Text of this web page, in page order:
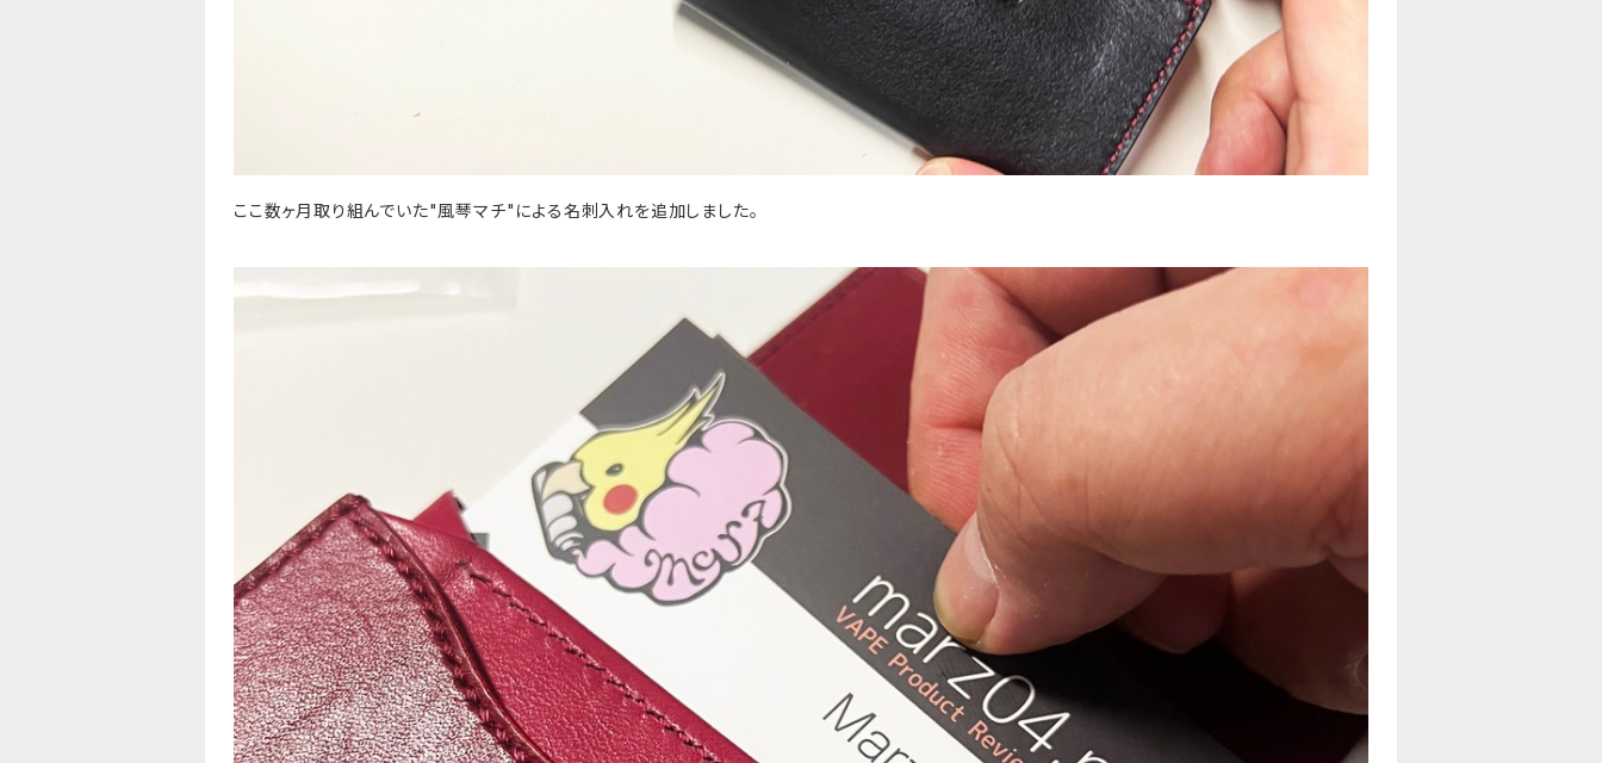
ここ数ヶ月取り組んでいた"風琴マチ"による名刺入れを追加しました。